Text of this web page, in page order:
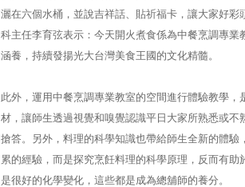
灑在六個水桶，並說吉祥話、貼祈福卡，讓大家好
科主任李育弦表示：今天開火煮食係為中餐烹調專
涵養，持續發揚光大台灣美食王國的文化精髓。
此外，運用中餐烹調專業教室的空間進行體驗教學
材，讓師生透過視覺和嗅覺認識平日大家所熟悉或
搶答。另外，料理的科學知識也帶給師生全新的體驗
累的經驗，而是探究烹飪料理的科學原理，反而有
是很好的化學變化，這些都是成為總舖師的養分。